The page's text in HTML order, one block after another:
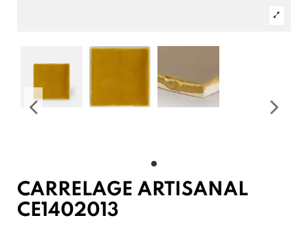
CARRELAGE ARTISANAL
CE1402013